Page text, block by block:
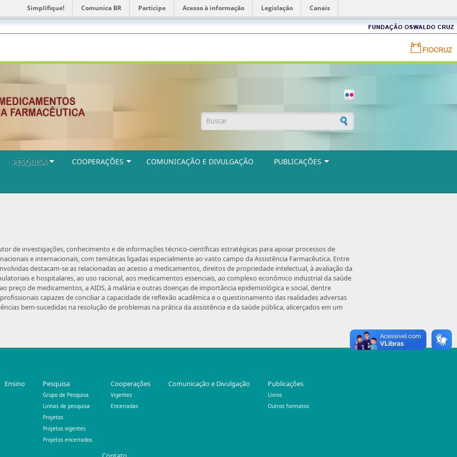
Simplifique! Comunica BR Participe Acesso à informação Legislação Canais
Fundação
Oswaldo
Portal
Formulário de busca
PESQUISA COOPERAÇÕES COMUNICAÇÃO E DIVULGAÇÃO PUBLICAÇÕES
de investigações, conhecimento e de informações técnico-científicas estratégicas para apoiar processos de
e internacionais, com temáticas ligadas especialmente ao vasto campo da Assistência Farmacêutica. Entre
destacam-se as relacionadas ao acesso a medicamentos, direitos de propriedade intelectual, à avaliação da
e hospitalares, ao uso racional, aos medicamentos essenciais, ao complexo econômico industrial da saúde
preço de medicamentos, a AIDS, à malária e outras doenças de importância epidemiológica e social, dentre
capazes de conciliar a capacidade de reflexão acadêmica e o questionamento das realidades adversas
bem-sucedidas na resolução de problemas na prática da assistência e da saúde pública, alicerçados em um
Ensino Pesquisa
Grupo de Pesquisa
Linhas de pesquisa
Projetos
Projetos vigentes
Projetos encerrados
Cooperações
Vigentes
Encerradas
Comunicação e Divulgação Publicações
Livros
Outros formatos